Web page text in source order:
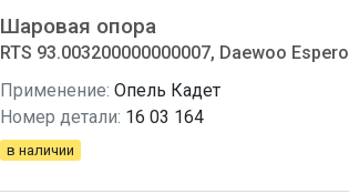
Шаровая опора
RTS 93.003200000000007, Daewoo Espero
Применение: Опель Кадет
Номер детали: 16 03 164
в наличии